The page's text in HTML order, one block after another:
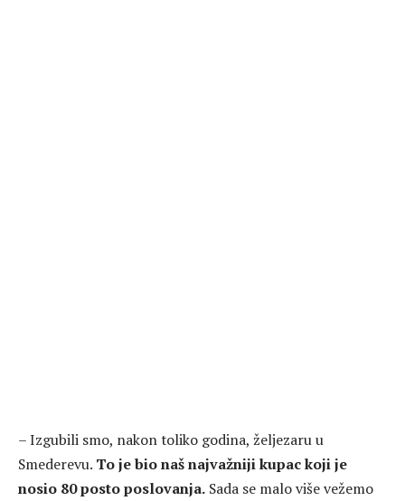
– Izgubili smo, nakon toliko godina, željezaru u
Smederevu. To je bio naš najvažniji kupac koji je
nosio 80 posto poslovanja. Sada se malo više vežemo